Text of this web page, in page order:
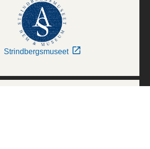
Strindbergsmuseet